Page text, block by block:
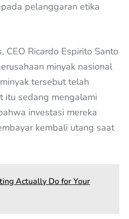
pelanggaran etika
Ricardo Espirito Santo
minyak nasional
tersebut telah
itu sedang mengalami
investasi mereka
kembali utang saat
Actually Do for Your